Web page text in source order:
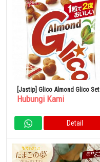
[Jastip] Glico Almond Glico Set
77 Buah
Hubungi Kami
Detail